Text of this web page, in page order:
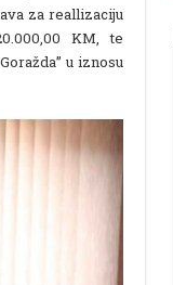
za reallizaciju
KM, te
u iznosu